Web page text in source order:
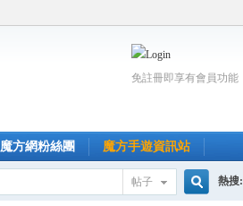
免註冊即享有會員功能
魔方網粉絲團 魔方手遊資訊站
帖子 熱搜: